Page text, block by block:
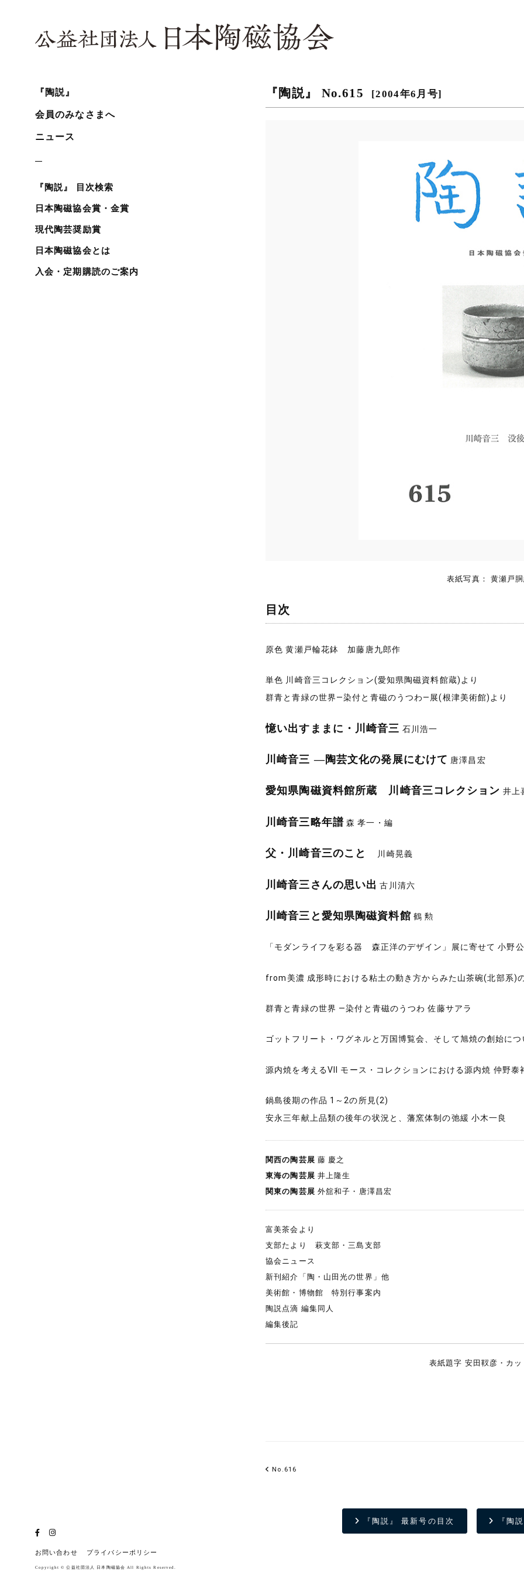
『陶説』
会員のみなさまへ
ニュース
『陶説』 目次検索
日本陶磁協会賞・金賞
現代陶芸奨励賞
日本陶磁協会とは
入会・定期購読のご案内
『陶説』 No.615 [2004年6月号]
表紙写真： 黄瀬戸
目次
原色 黄瀬戸輪花鉢 加藤唐九郎作
単色 川崎音三コレクション(愛知県陶磁資料館蔵)より
群青と青緑の世界―染付と青磁のうつわ―展(根津美術館)より
憶い出すままに・川崎音三 石川浩一
川崎音三 ―陶芸文化の発展にむけて 唐澤昌宏
愛知県陶磁資料館所蔵 川崎音三コレクション 井上
川崎音三略年譜森 孝一・編
父・川崎音三のこと 川崎晃義
川崎音三さんの思い出 古川清六
川崎音三と愛知県陶磁資料館 鶴 勲
「モダンライフを彩る器 森正洋のデザイン」展に寄せて 小野
from美濃 成形時における粘土の動き方からみた山茶碗(北部系)
群青と青緑の世界 ―染付と青磁のうつわ 佐藤サアラ
ゴットフリート・ワグネルと万国博覧会、そして旭焼の創始に
源内焼を考えるVII モース・コレクションにおける源内焼 仲野泰
鍋島後期の作品 1～2の所見(2)
安永三年献上品類の後年の状況と、藩窯体制の弛緩 小木一良
関西の陶芸展 藤 慶之
東海の陶芸展 井上隆生
関東の陶芸展 外舘和子・唐澤昌宏
富美茶会より
支部たより 萩支部・三島支部
協会ニュース
新刊紹介「陶・山田光の世界」他
美術館・博物館 特別行事案内
陶説点滴 編集同人
編集後記
表紙題字 安田靫彦・カ
No.616
『陶説』 最新号の目次 『陶
お問い合わせ プライバシーポリシー
Copyright © 公益社団法人 日本陶磁協会 All Rights Reserved.